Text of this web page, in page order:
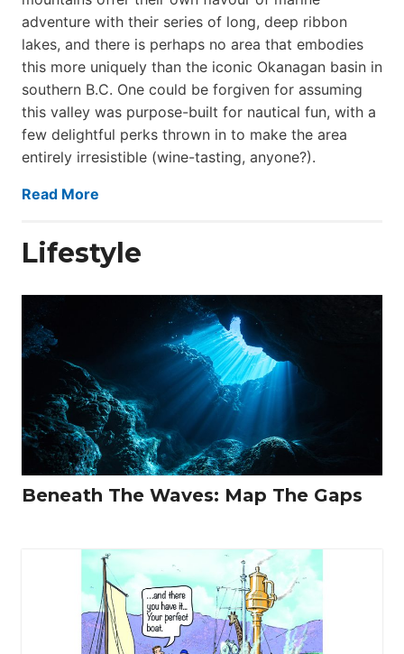
adventure with their series of long, deep ribbon
lakes, and there is perhaps no area that embodies
this more uniquely than the iconic Okanagan basin in
southern B.C. One could be forgiven for assuming
this valley was purpose-built for nautical fun, with a
few delightful perks thrown in to make the area
entirely irresistible (wine-tasting, anyone?).
Read More
Lifestyle
Beneath The Waves: Map The Gaps